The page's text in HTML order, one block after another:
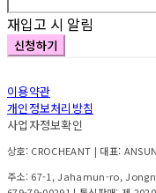
재입고 시 알림
신청하기
이용약관
개인정보처리방침
사업자정보확인
상호: CROCHEANT | 대표:
주소: 67-1, Jahamun-ro,